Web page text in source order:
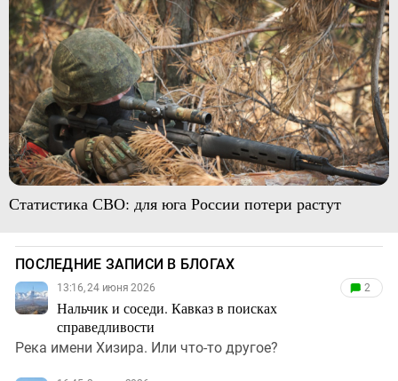
Статистика СВО: для юга России потери растут
ПОСЛЕДНИЕ ЗАПИСИ В БЛОГАХ
13:16, 24 июня 2026
Нальчик и соседи. Кавказ в поисках
справедливости
2
Река имени Хизира. Или что-то другое?